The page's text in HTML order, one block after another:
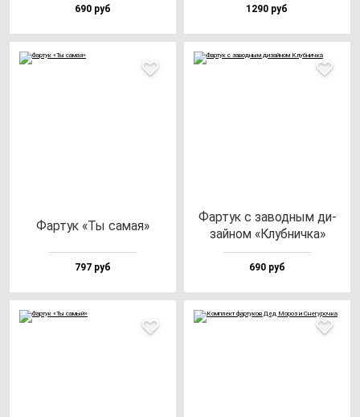
690 руб 1290 руб
Фар­тук «Ты са­мая»
797 руб
Фар­тук с за­вод­ным ди­
зай­ном «Клуб­нич­ка»
690 руб